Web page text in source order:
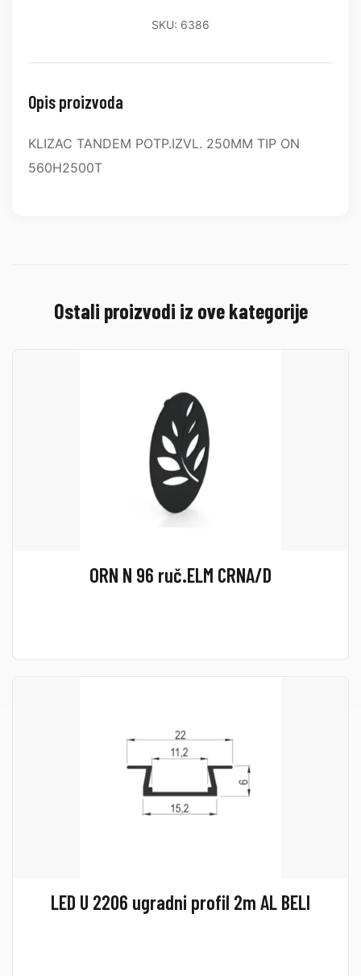
SKU: 6386
Opis proizvoda
KLIZAC TANDEM POTP.IZVL. 250MM TIP ON
560H2500T
Ostali proizvodi iz ove kategorije
ORN N 96 ruč.ELM CRNA/D
LED U 2206 ugradni profil 2m AL BELI